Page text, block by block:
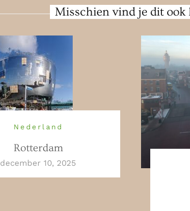
Misschien vind je dit ook
Nederland
Rotterdam
december 10, 2025